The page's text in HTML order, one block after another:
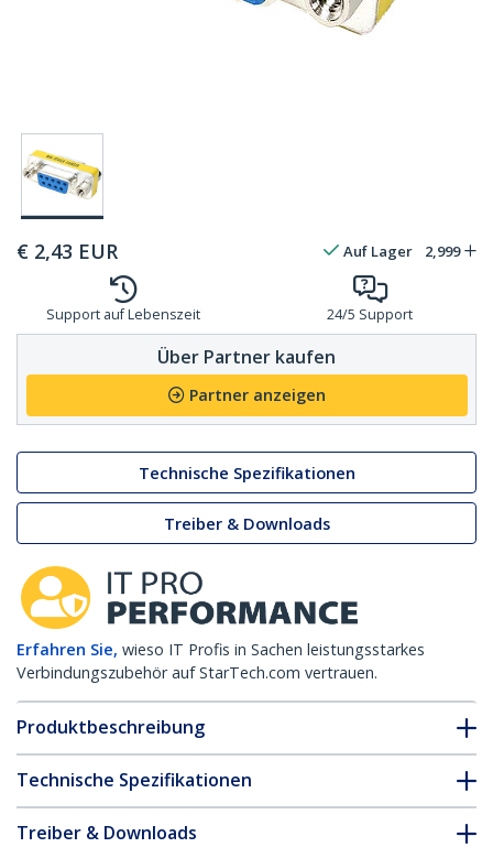
€ 2,43 EUR Auf Lager 2,999
Support auf Lebenszeit 24/5 Support
Über Partner kaufen
Partner anzeigen
Technische Spezifikationen
Treiber & Downloads
Erfahren Sie, wieso IT Profis in Sachen leistungsstarkes
Verbindungszubehör auf StarTech.com vertrauen.
Produktbeschreibung
Technische Spezifikationen
Treiber & Downloads